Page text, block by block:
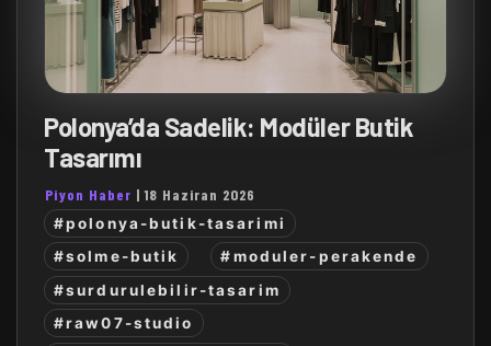
Polonya’da Sadelik: Modüler Butik
Tasarımı
Piyon Haber |18 Haziran 2026
#polonya-butik-tasarimi
#solme-butik
#moduler-perakende
#surdurulebilir-tasarim
#raw07-studio